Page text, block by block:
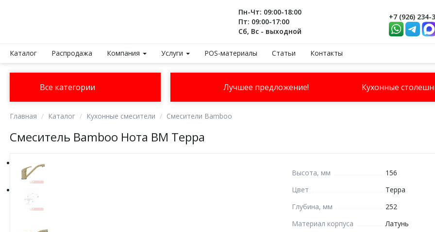
Пн-Чт: 09:00-18:00
Пт: 09:00-17:00
Сб, Вс - выходной
+7 (926) 234-
Каталог Распродажа Компания Услуги POS-материалы Статьи Контакты
Все категории Лучшее предложение! Кухонные
Главная Каталог Кухонные смесители Смесители Bamboo
Смеситель Bamboo Нота ВМ Терра
Высота, мм
156
Цвет
Терра
Глубина, мм
252
Материал корпуса
Латунь